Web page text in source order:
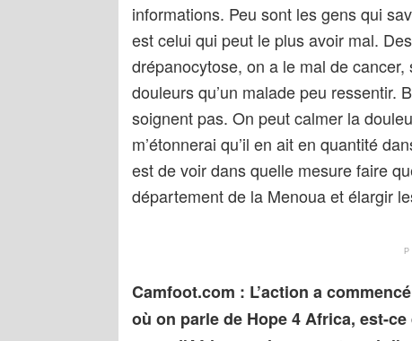
informations. Peu sont les gens qui
est celui qui peut le plus avoir mal.
drépanocytose, on a le mal de
douleurs qu’un malade peu ressentir.
soignent pas. On peut calmer la
m’étonnerai qu’il en ait en quantité
est de voir dans quelle mesure faire
département de la Menoua et élargir
Camfoot.com : L’action a
où on parle de Hope 4 Africa, est-